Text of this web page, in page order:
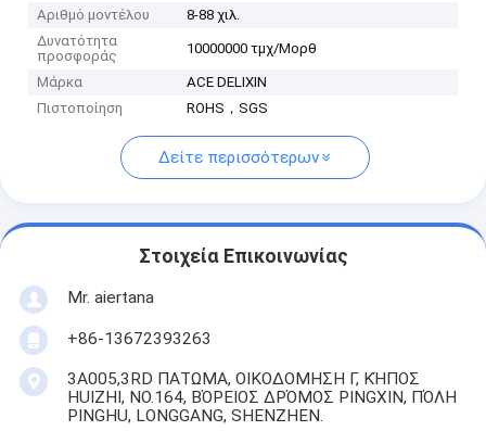
Αριθμό μοντέλου
8-88 χιλ.
Δυνατότητα
προσφοράς
10000000 τμχ/Μορθ
Μάρκα
ACE DELIXIN
Πιστοποίηση
ROHS，SGS
Δείτε περισσότερων
Στοιχεία Επικοινωνίας
Mr. aiertana
+86-13672393263
3A005,3RD ΠΑΤΩΜΑ, ΟΙΚΟΔΟΜΗΣΗ Γ, ΚΉΠΟΣ
HUIZHI, NO.164, ΒΌΡΕΙΟΣ ΔΡΌΜΟΣ PINGXIN, ΠΌΛΗ
PINGHU, LONGGANG, SHENZHEN.